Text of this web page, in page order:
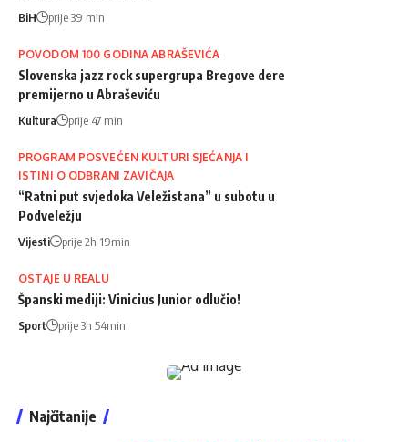
BiH prije 39 min
POVODOM 100 GODINA ABRAŠEVIĆA
Slovenska jazz rock supergrupa Bregove dere
premijerno u Abraševiću
Kultura prije 47 min
PROGRAM POSVEĆEN KULTURI SJEĆANJA I
ISTINI O ODBRANI ZAVIČAJA
“Ratni put svjedoka Veležistana” u subotu u
Podveležju
Vijesti prije 2h 19min
OSTAJE U REALU
Španski mediji: Vinicius Junior odlučio!
Sport prije 3h 54min
Najčitanije